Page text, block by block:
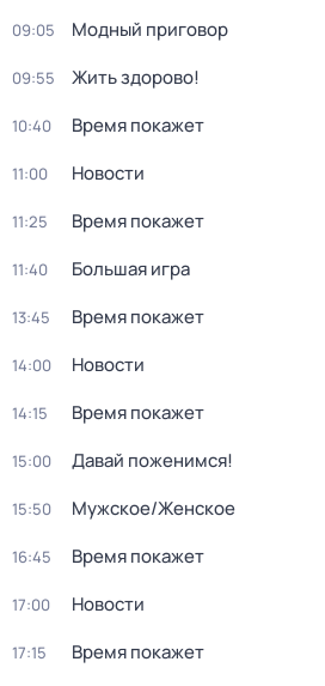
09:05 Модный приговор
09:55 Жить здорово!
10:40 Время покажет
11:00 Новости
11:25 Время покажет
11:40 Большая игра
13:45 Время покажет
14:00 Новости
14:15 Время покажет
15:00 Давай поженимся!
15:50 Мужское/Женское
16:45 Время покажет
17:00 Новости
17:15 Время покажет